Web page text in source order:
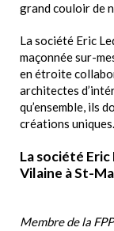
grand couloir de
La société Eric
maçonnée sur-
en étroite
architectes
qu’ensemble, ils
créations uniques.
La société
Vilaine à St-
Membre de la